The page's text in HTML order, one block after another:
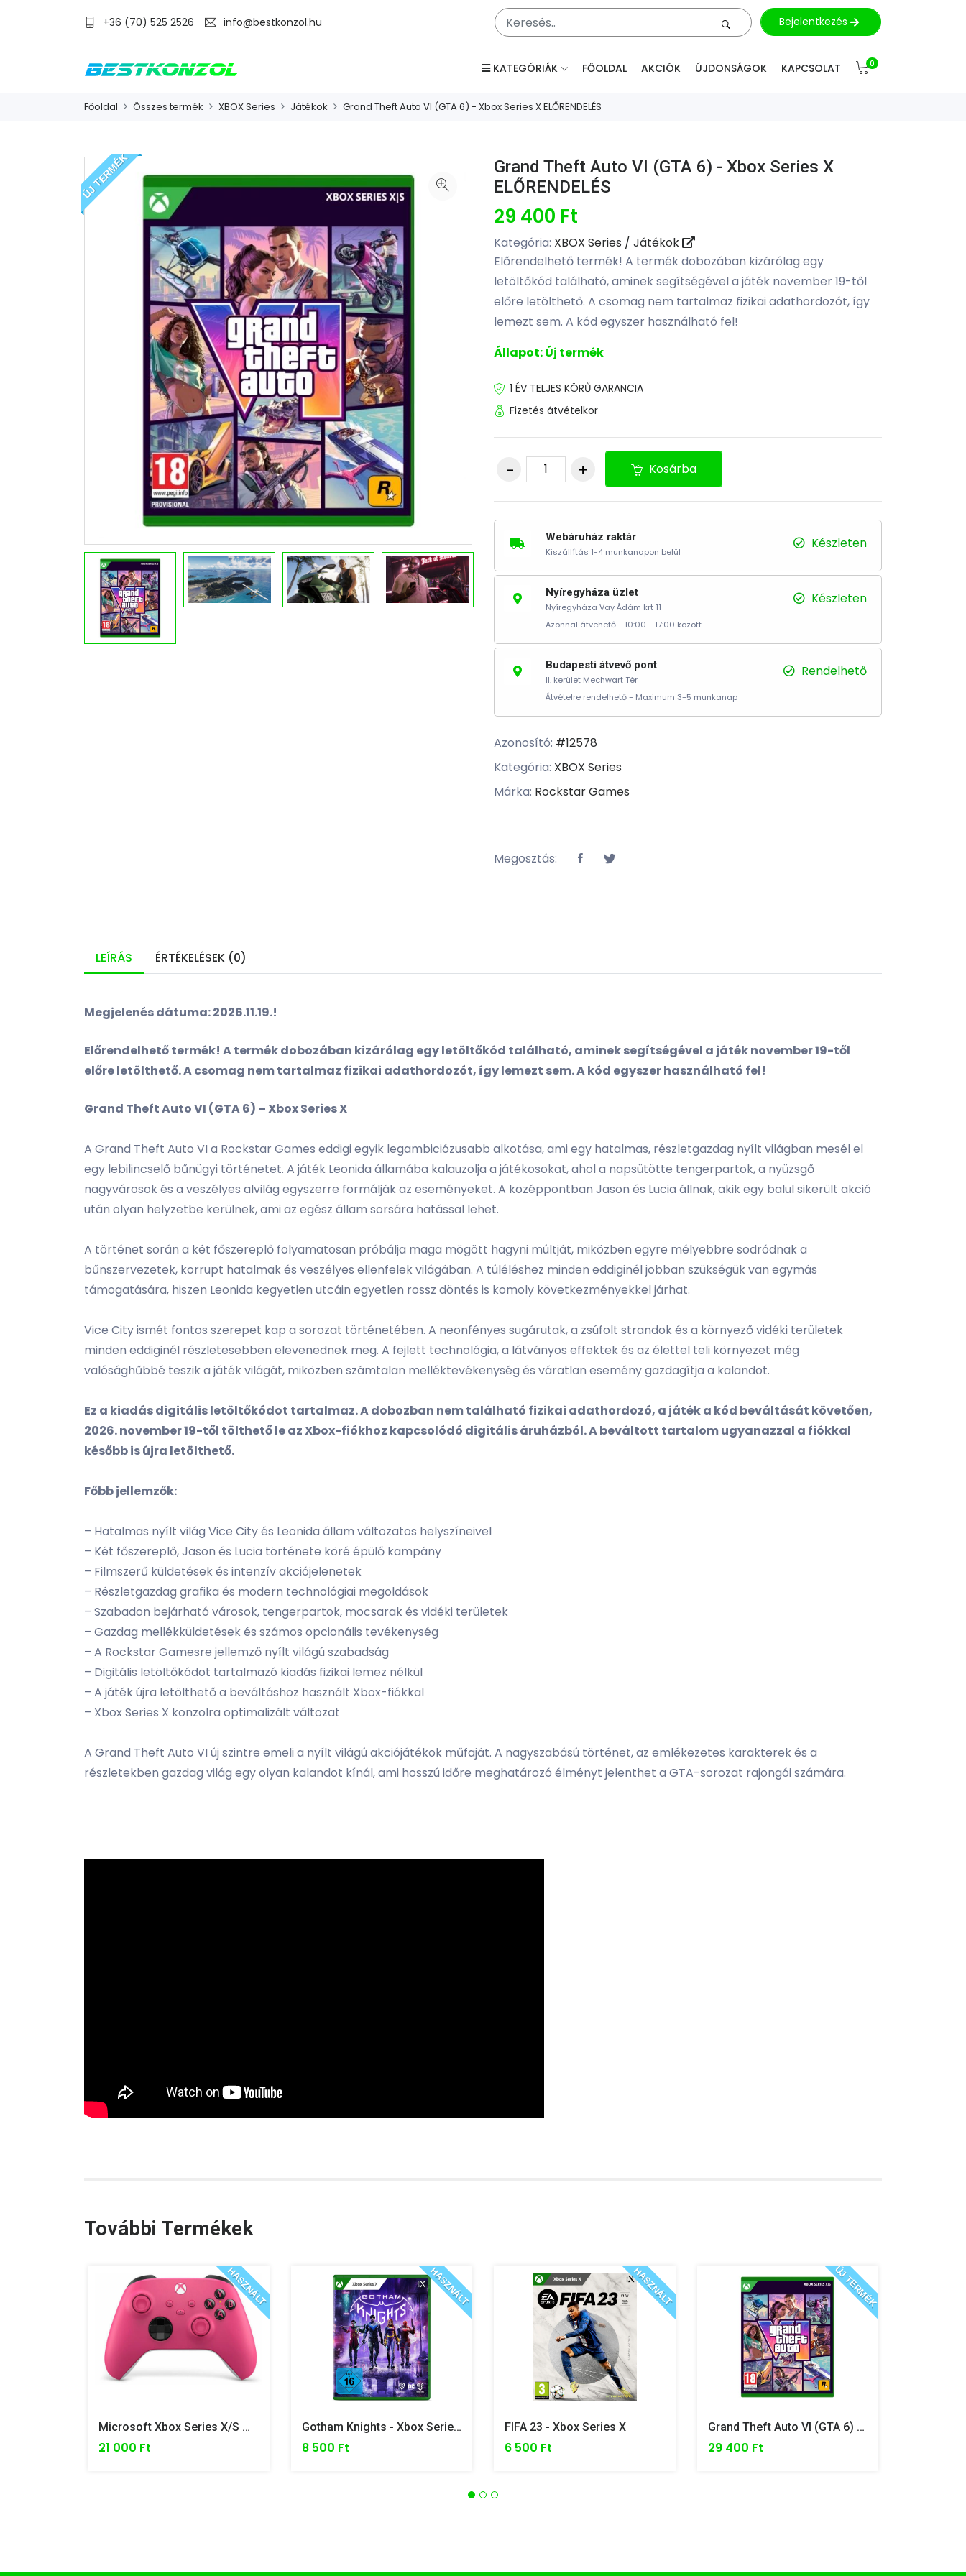
+36 (70) 525 2526 info@bestkonzol.hu Bejelentkezés
KATEGÓRIÁK FŐOLDAL AKCIÓK ÚJDONSÁGOK KAPCSOLAT 0
Főoldal Összes termék XBOX Series Játékok Grand Theft Auto VI (GTA 6) - Xbox Series X ELŐRENDELÉS
ÚJ TERMÉK
Grand Theft Auto VI (GTA 6) - Xbox Series X
ELŐRENDELÉS
29 400 Ft
Kategória: XBOX Series / Játékok
Előrendelhető termék! A termék dobozában kizárólag egy
letöltőkód található, aminek segítségével a játék november 19-től
előre letölthető. A csomag nem tartalmaz fizikai adathordozót, így
lemezt sem. A kód egyszer használható fel!
Állapot: Új termék
1 ÉV TELJES KÖRŰ GARANCIA
Fizetés átvételkor
Kosárba
Webáruház raktár
Kiszállítás 1-4 munkanapon belül
Készleten
Nyíregyháza üzlet
Nyíregyháza Vay Ádám krt 11
Azonnal átvehető - 10:00 - 17:00 között
Készleten
Budapesti átvevő pont
II. kerület Mechwart Tér
Átvételre rendelhető - Maximum 3-5 munkanap
Rendelhető
Azonosító: #12578
Kategória: XBOX Series
Márka: Rockstar Games
Megosztás:
LEÍRÁS ÉRTÉKELÉSEK (0)
Megjelenés dátuma: 2026.11.19.!
Előrendelhető termék! A termék dobozában kizárólag egy letöltőkód található, aminek segítségével a játék november 19-től
előre letölthető. A csomag nem tartalmaz fizikai adathordozót, így lemezt sem. A kód egyszer használható fel!
Grand Theft Auto VI (GTA 6) – Xbox Series X
A Grand Theft Auto VI a Rockstar Games eddigi egyik legambiciózusabb alkotása, ami egy hatalmas, részletgazdag nyílt világban mesél el
egy lebilincselő bűnügyi történetet. A játék Leonida államába kalauzolja a játékosokat, ahol a napsütötte tengerpartok, a nyüzsgő
nagyvárosok és a veszélyes alvilág egyszerre formálják az eseményeket. A középpontban Jason és Lucia állnak, akik egy balul sikerült akció
után olyan helyzetbe kerülnek, ami az egész állam sorsára hatással lehet.
A történet során a két főszereplő folyamatosan próbálja maga mögött hagyni múltját, miközben egyre mélyebbre sodródnak a
bűnszervezetek, korrupt hatalmak és veszélyes ellenfelek világában. A túléléshez minden eddiginél jobban szükségük van egymás
támogatására, hiszen Leonida kegyetlen utcáin egyetlen rossz döntés is komoly következményekkel járhat.
Vice City ismét fontos szerepet kap a sorozat történetében. A neonfényes sugárutak, a zsúfolt strandok és a környező vidéki területek
minden eddiginél részletesebben elevenednek meg. A fejlett technológia, a látványos effektek és az élettel teli környezet még
valósághűbbé teszik a játék világát, miközben számtalan melléktevékenység és váratlan esemény gazdagítja a kalandot.
Ez a kiadás digitális letöltőkódot tartalmaz. A dobozban nem található fizikai adathordozó, a játék a kód beváltását követően,
2026. november 19-től tölthető le az Xbox-fiókhoz kapcsolódó digitális áruházból. A beváltott tartalom ugyanazzal a fiókkal
később is újra letölthető.
Főbb jellemzők:
– Hatalmas nyílt világ Vice City és Leonida állam változatos helyszíneivel
– Két főszereplő, Jason és Lucia története köré épülő kampány
– Filmszerű küldetések és intenzív akciójelenetek
– Részletgazdag grafika és modern technológiai megoldások
– Szabadon bejárható városok, tengerpartok, mocsarak és vidéki területek
– Gazdag mellékküldetések és számos opcionális tevékenység
– A Rockstar Gamesre jellemző nyílt világú szabadság
– Digitális letöltőkódot tartalmazó kiadás fizikai lemez nélkül
– A játék újra letölthető a beváltáshoz használt Xbox-fiókkal
– Xbox Series X konzolra optimalizált változat
A Grand Theft Auto VI új szintre emeli a nyílt világú akciójátékok műfaját. A nagyszabású történet, az emlékezetes karakterek és a
részletekben gazdag világ egy olyan kalandot kínál, ami hosszú időre meghatározó élményt jelenthet a GTA-sorozat rajongói számára.
További Termékek
HASZNÁLT
Microsoft Xbox Series X/S Wireless Kontroller - Deep Pink /gyári Doboz Nélkül/
21 000 Ft
HASZNÁLT
Gotham Knights - Xbox Series X
8 500 Ft
HASZNÁLT
FIFA 23 - Xbox Series X
6 500 Ft
ÚJ TERMÉK
Grand Theft Auto VI (GTA 6) - Xbox Series X ELŐRENDELÉS
29 400 Ft